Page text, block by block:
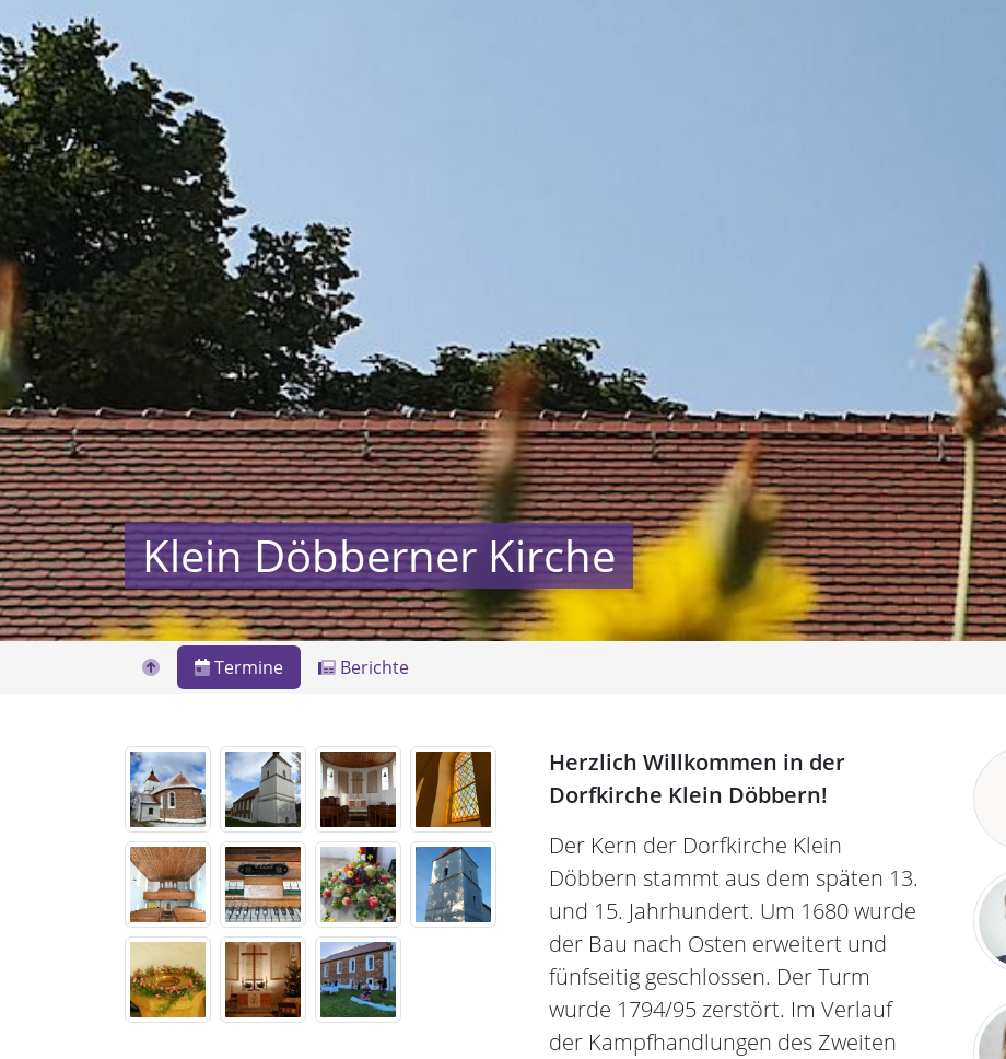
Klein Döbberner Kirche
Termine Berichte
Herzlich Willkommen in der
Dorfkirche Klein Döbbern!
Der Kern der Dorfkirche Klein
Döbbern stammt aus dem späten 13.
und 15. Jahrhundert. Um 1680 wurde
der Bau nach Osten erweitert und
fünfseitig geschlossen. Der Turm
wurde 1794/95 zerstört. Im Verlauf
der Kampfhandlungen des Zweiten